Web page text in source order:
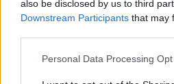
also be disclosed by us to third
Downstream Participants that may
Personal Data Processing